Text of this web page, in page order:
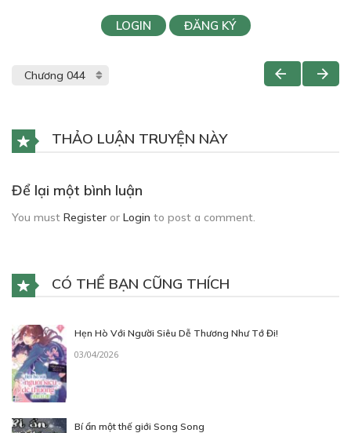
LOGIN ĐĂNG KÝ
THẢO LUẬN TRUYỆN NÀY
Để lại một bình luận
You must Register or Login to post a comment.
CÓ THỂ BẠN CŨNG THÍCH
Hẹn Hò Với Người Siêu Dễ Thương Như Tớ Đi!
03/04/2026
Bí ẩn một thế giới Song Song